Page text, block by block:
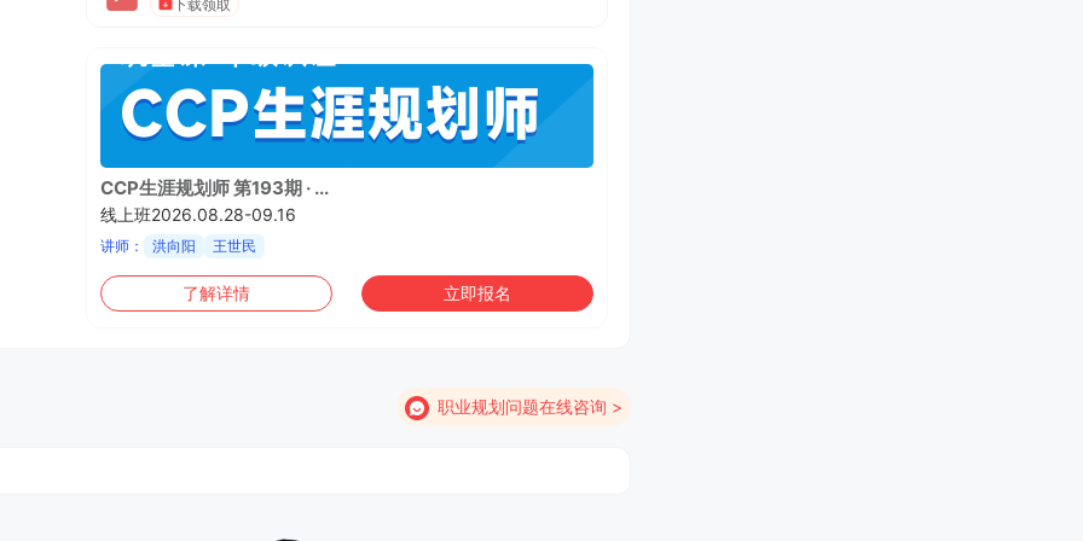
下载领取
CCP生涯规划师 第193期 · ...
线上班2026.08.28-09.16
讲师： 洪向阳 王世民
了解详情 立即报名
职业规划问题在线咨询 >